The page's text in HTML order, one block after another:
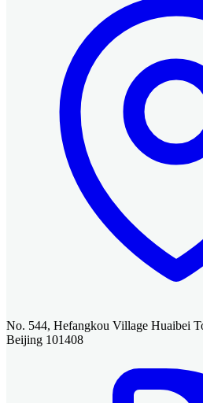
No. 544, Hefangkou Village Huaibei
Beijing 101408